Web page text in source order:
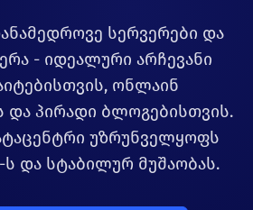
სერვერები და
- იდეალური არჩევანი
ონლაინ
და პირადი ბლოგებისთვის.
უზრუნველყოფს
და სტაბილურ მუშაობას.